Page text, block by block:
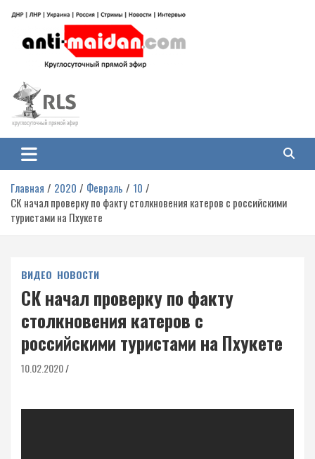
содержимому
Антимайдан: Гражданская война
на Украине
гражданской войне на Украине, включая события в Новороссии, ДНР,
ЛНР и других регионах.
Главная 2020 Февраль
10
СК начал проверку по факту столкновения катеров с российскими
туристами на Пхукете
ВИДЕО НОВОСТИ
СК начал проверку по факту
столкновения катеров с
российскими туристами на Пхукете
10.02.2020